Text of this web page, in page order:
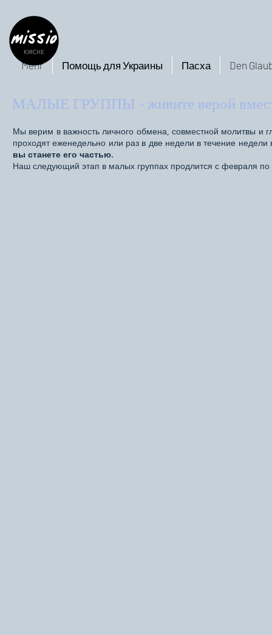
Den
Пасха
Помощь для Украины
Mehr
МАЛЫЕ ГРУППЫ - живите верой
Мы верим в важность личного обмена, совместной молитвы и
проходят еженедельно или раз в две недели в течение
вы станете его частью.
Наш следующий этап в малых группах продлится с февраля по